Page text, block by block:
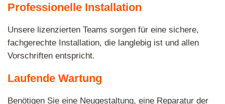
Professionelle Installation
Unsere lizenzierten Teams sorgen für eine sichere,
fachgerechte Installation, die langlebig ist und allen
Vorschriften entspricht.
Laufende Wartung
Benötigen Sie eine Neugestaltung, eine Reparatur der